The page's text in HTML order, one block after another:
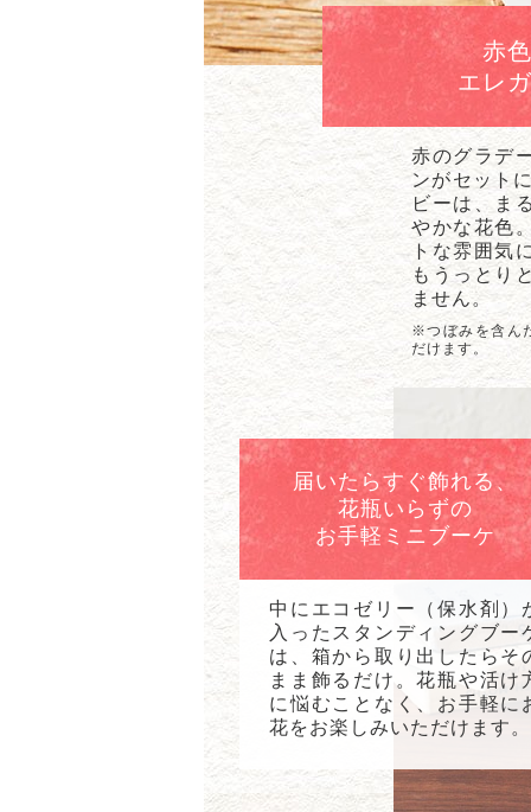
赤
エレ
赤のグラデ
ンがセット
ビーは、ま
やかな花色
トな雰囲気
もうっとり
ません。
※つぼみを含ん
だけます。
届いたらすぐ飾れる、
花瓶いらずの
お手軽ミニブーケ
中にエコゼリー（保水剤）
入ったスタンディングブー
は、箱から取り出したらそ
まま飾るだけ。花瓶や活け
に悩むことなく、お手軽に
花をお楽しみいただけます。